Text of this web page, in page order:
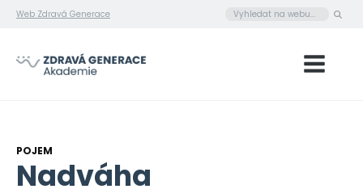
Web Zdravá Generace
POJEM
Nadváha